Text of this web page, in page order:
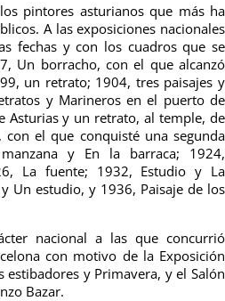
pintores asturianos que más ha
A las exposiciones nacionales
fechas y con los cuadros que se
Un borracho, con el que alcanzó
un retrato; 1904, tres paisajes y
y Marineros en el puerto de
Asturias y un retrato, al temple, de
el que conquisté una segunda
y En la barraca; 1924,
La fuente; 1932, Estudio y La
Un estudio, y 1936, Paisaje de los
nacional a las que concurrió
con motivo de la Exposición
y Primavera, y el Salón
Bazar.